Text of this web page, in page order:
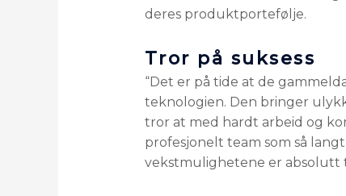
deres produktportefølje.
Tror på suksess
“Det er på tide at de
teknologien. Den bringer
tror at med hardt arbeid og
profesjonelt team som så
vekstmulighetene er absolutt